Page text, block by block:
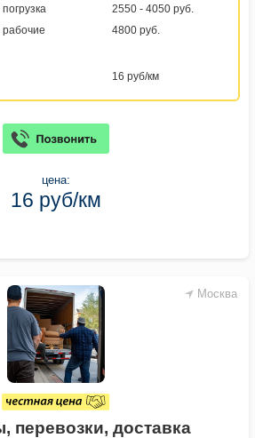
2550 - 4050 руб.
4800 руб.
16 руб/км
цена:
16 руб/км
Москва
перевозки, доставка